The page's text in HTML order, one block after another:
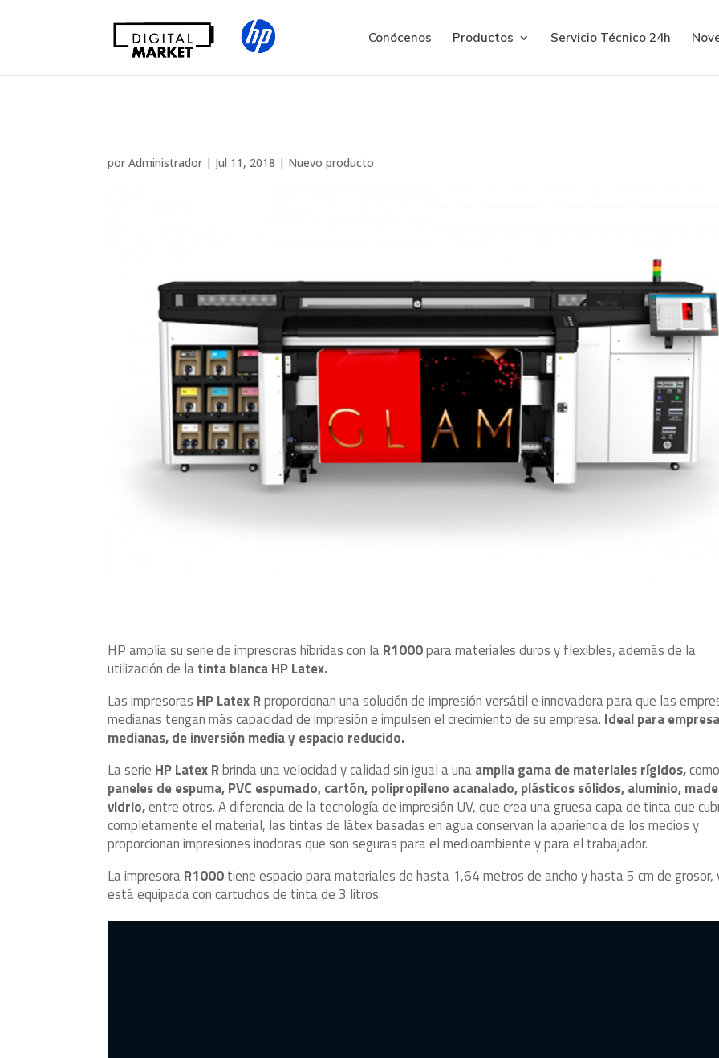
Conócenos Productos Servicio Técnico 24h
porAdministrador | Jul 11, 2018 | Nuevo producto
HP amplia su serie de impresoras híbridas con laR1000para materiales duros y flexibles, además de la
utilización de latinta blanca HP Latex.
Las impresoras HP Latex Rproporcionan una solución de impresión versátil e innovadora para que las
medianas tengan más capacidad de impresión e impulsen el crecimiento de su empresa. Ideal para
medianas, de inversión media y espacio reducido.
La serie HP Latex Rbrinda una velocidad y calidad sin igual a unaamplia gama de materiales rígidos,
paneles de espuma, PVC espumado, cartón, polipropileno acanalado, plásticos sólidos, aluminio,
vidrio,entre otros. A diferencia de la tecnología de impresión UV, que crea una gruesa capa de tinta que
completamente el material, las tintas de látex basadas en agua conservan la apariencia de los medios y
proporcionan impresiones inodoras que son seguras para el medioambiente y para el trabajador.
La impresoraR1000tiene espacio para materiales de hasta 1,64 metros de ancho y hasta 5 cm de grosor,
está equipada con cartuchos de tinta de 3 litros.